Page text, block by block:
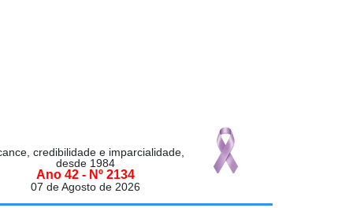
credibilidade e imparcialidade,
desde 1984
Ano 42 - Nº 2134
07 de Agosto de 2026